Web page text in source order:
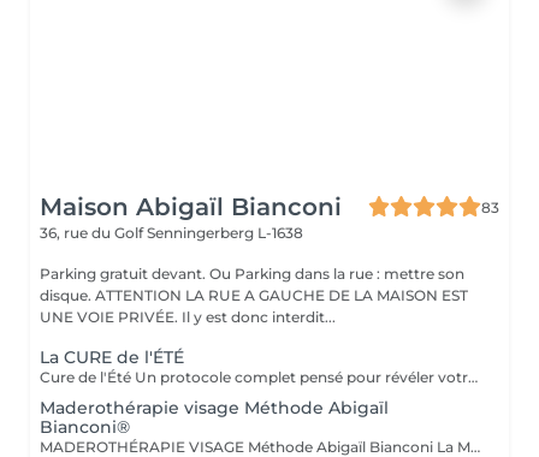
Maison Abigaïl Bianconi
83
36, rue du GolfSenningerberg L-1638
Parking gratuit devant. Ou Parking dans la rue : mettre son
disque. ATTENTION LA RUE A GAUCHE DE LA MAISON EST
UNE VOIE PRIVÉE. Il y est donc interdit...
La CURE de l'ÉTÉ
Cure de l'Été Un protocole complet pensé pour révéler votre silhouette avant l'été : détoxifier, affiner, sculpter. Drainage lymphatique, Vacuslim et Maderothérapie réunis en une seule séance, adaptée à vos besoins. 10 séances d'1h30 résultats progressifs et visibles dès les premières séances. Pour des résultats optimum, nous vous conseillons 1 à 2 séances par semaine. Cure de l'Été+ Le même protocole complet, étendu aux bras pour une silhouette affinée de la tête aux pieds. Drainage, Vacuslim et Maderothérapie, adaptés à vos besoins. 10 séances d'1h45 résultats progressifs et visibles dès les premières séances. Pour des résultats optimum, nous vous conseillons 1 à 2 séances par semaine.
Maderothérapie visage Méthode Abigaïl
Bianconi®
MADEROTHÉRAPIE VISAGE Méthode Abigaïl Bianconi La Maderothérapie visage, telle qu'elle est pratiquée chez Maison Abigaïl Bianconi, repose sur une approche experte, précise et respectueuse des structures du visage. Pionnière de la Maderothérapie au Luxembourg depuis 2018, Abigaïl a développé une méthode exclusive, transmise à travers son académie, fondée sur le respect du corps humain et 100 % sans douleur. Chaque séance est réalisée à l'aide d'outils en bois spécifiquement conçus pour le visage, permettant un travail ciblé des tissus, alliant stimulation, drainage et effet liftant progressif. La méthode agit sur : - la qualité et la tonicité de la peau - la circulation et le drainage - les tensions du visage et du cou - la redéfinition des contours - l'harmonie globale du visage Le soin est entièrement personnalisé, adapté à la morphologie du visage, à l'état de la peau et aux besoins spécifiques de chaque personne. Chez Maison Abigaïl Bianconi, la Maderothérapie visage n'est pas un soin esthétique standardisé. C'est une expertise, pensée pour obtenir des résultats visibles, progressifs et respectueux de la peau.